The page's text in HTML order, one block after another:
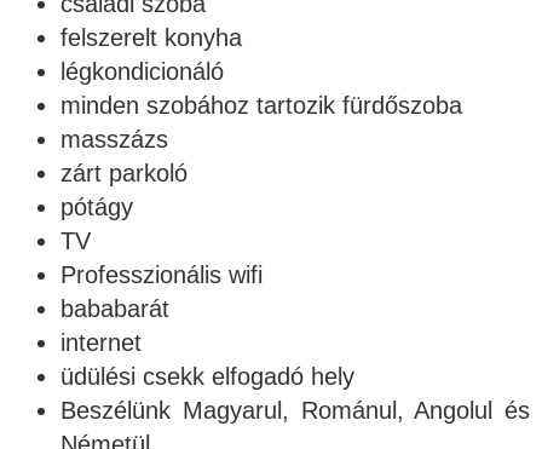
felszerelt konyha
légkondicionáló
minden szobához tartozik fürdőszoba
masszázs
zárt parkoló
pótágy
TV
Professzionális wifi
bababarát
internet
üdülési csekk elfogadó hely
Beszélünk Magyarul, Románul, Angolul és